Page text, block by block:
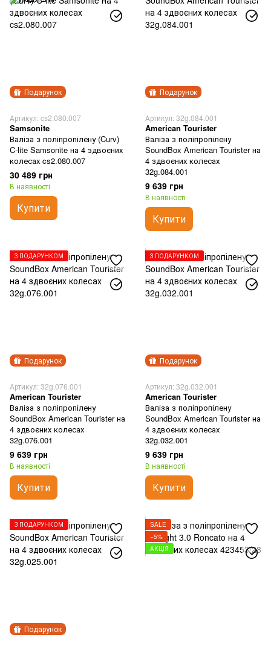
Подарунок
Артикул: cs2.080.007
Samsonite
Валіза з поліпропілену (Curv)
C-lite Samsonite на 4 здвоєних
колесах cs2.080.007
30 489 грн
В наявності
Купити
Подарунок
Артикул: 32g.084.001
American Tourister
Валіза з поліпропілену
SoundBox American Tourister на
4 здвоєних колесах
32g.084.001
9 639 грн
В наявності
Купити
Подарунок
З ПОДАРУНКОМ
Артикул: 32g.076.001
American Tourister
Валіза з поліпропілену
SoundBox American Tourister на
4 здвоєних колесах
32g.076.001
9 639 грн
В наявності
Купити
Подарунок
З ПОДАРУНКОМ
Артикул: 32g.032.001
American Tourister
Валіза з поліпропілену
SoundBox American Tourister на
4 здвоєних колесах
32g.032.001
9 639 грн
В наявності
Купити
Подарунок
З ПОДАРУНКОМ
SALE
−5%
АКЦІЯ